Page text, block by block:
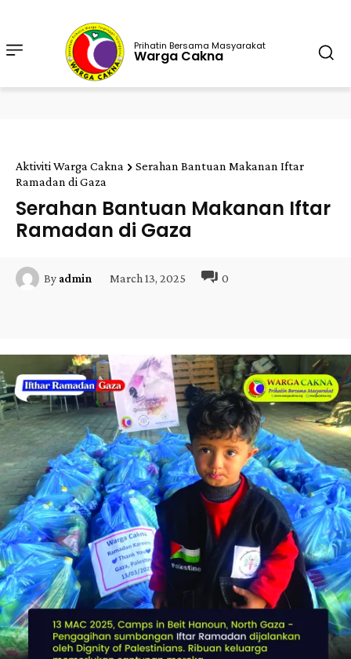
Prihatin Bersama Masyarakat
Warga Cakna
Aktiviti Warga Cakna
Serahan Bantuan Makanan Iftar
Ramadan di Gaza
Serahan Bantuan Makanan Iftar
Ramadan di Gaza
By admin March 13, 2025 0